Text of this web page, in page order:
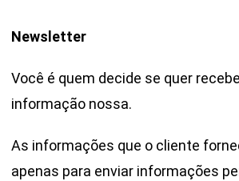
Newsletter
Você é quem decide se quer
informação nossa.
As informações que o cliente
apenas para enviar informações